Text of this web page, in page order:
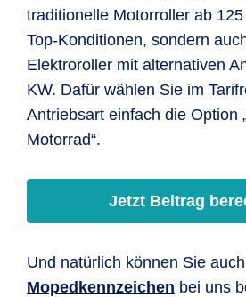
traditionelle Motorroller ab
Top-Konditionen, sondern
Elektroroller mit alternativen
KW. Dafür wählen Sie im
Antriebsart einfach die Option
Motorrad“.
Jetzt Beitrag
Und natürlich können Sie
Mopedkennzeichen bei uns